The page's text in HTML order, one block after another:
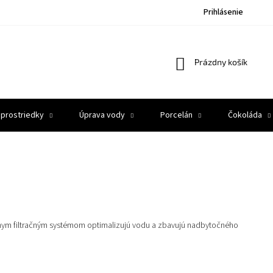
Prihlásenie
Nákupný
Prázdny košík
Úprava vody Porcelán Čokoláda
filtračným systémom optimalizujú vodu a zbavujú nadbytočného